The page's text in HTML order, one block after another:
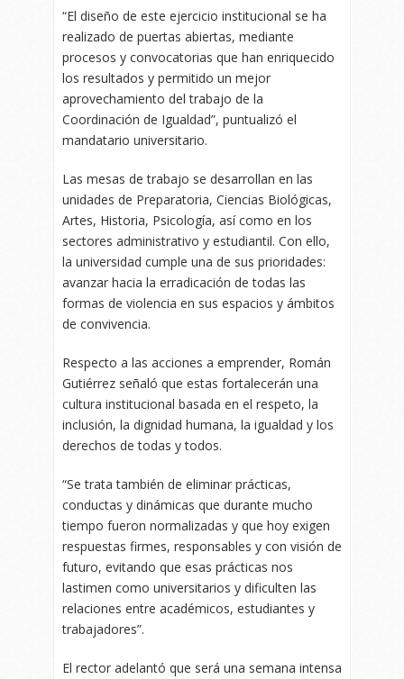
“El diseño de este ejercicio institucional se ha
realizado de puertas abiertas, mediante
procesos y convocatorias que han enriquecido
los resultados y permitido un mejor
aprovechamiento del trabajo de la
Coordinación de Igualdad”, puntualizó el
mandatario universitario.
Las mesas de trabajo se desarrollan en las
unidades de Preparatoria, Ciencias Biológicas,
Artes, Historia, Psicología, así como en los
sectores administrativo y estudiantil. Con ello,
la universidad cumple una de sus prioridades:
avanzar hacia la erradicación de todas las
formas de violencia en sus espacios y ámbitos
de convivencia.
Respecto a las acciones a emprender, Román
Gutiérrez señaló que estas fortalecerán una
cultura institucional basada en el respeto, la
inclusión, la dignidad humana, la igualdad y los
derechos de todas y todos.
“Se trata también de eliminar prácticas,
conductas y dinámicas que durante mucho
tiempo fueron normalizadas y que hoy exigen
respuestas firmes, responsables y con visión de
futuro, evitando que esas prácticas nos
lastimen como universitarios y dificulten las
relaciones entre académicos, estudiantes y
trabajadores”.
El rector adelantó que será una semana intensa